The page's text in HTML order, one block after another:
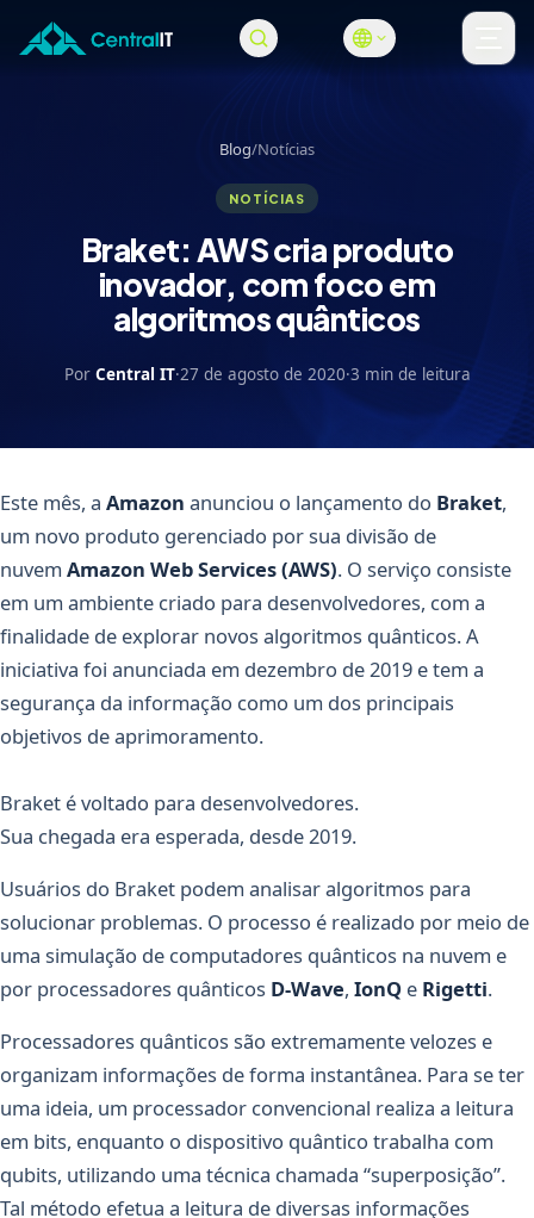
Pular para o conteúdo principal
Blog/Notícias
NOTÍCIAS
Braket: AWS cria produto
inovador, com foco em
algoritmos quânticos
Por Central IT·27 de agosto de 2020·3 min de leitura
Este mês, a Amazon anunciou o lançamento do Braket,
um novo produto gerenciado por sua divisão de
nuvem Amazon Web Services (AWS). O serviço consiste
em um ambiente criado para desenvolvedores, com a
finalidade de explorar novos algoritmos quânticos. A
iniciativa foi anunciada em dezembro de 2019 e tem a
segurança da informação como um dos principais
objetivos de aprimoramento.
Braket é voltado para desenvolvedores.
Sua chegada era esperada, desde 2019.
Usuários do Braket podem analisar algoritmos para
solucionar problemas. O processo é realizado por meio de
uma simulação de computadores quânticos na nuvem e
por processadores quânticos D-Wave, IonQ e Rigetti.
Processadores quânticos são extremamente velozes e
organizam informações de forma instantânea. Para se ter
uma ideia, um processador convencional realiza a leitura
em bits, enquanto o dispositivo quântico trabalha com
qubits, utilizando uma técnica chamada “superposição”.
Tal método efetua a leitura de diversas informações